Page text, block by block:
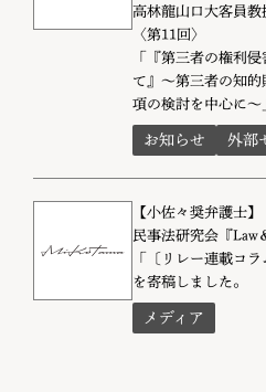
高林龍山口大客員
〈第11回〉
「『第三者の権利
て』〜第三者の知
項の検討を中心に〜
お知らせ 外部
【小佐々奨弁護士】
民事法研究会『Law
「〔リレー連載コ
を寄稿しました。
メディア